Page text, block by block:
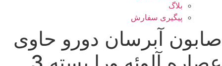
بلاگ
پیگیری سفارش
آبرسان دورو حاوی